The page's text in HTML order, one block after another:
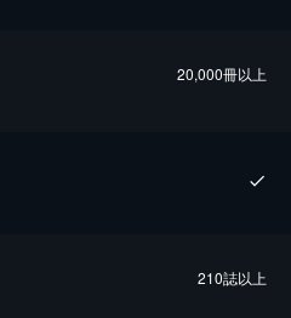
20,000冊以上
210誌以上